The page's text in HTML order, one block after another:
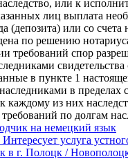
или к
лиц выплата
(депозита) или со счета
по решению
требований спор
свидетельства
в пункте 1
в пределах
каждому из них
по долгам
на немецкий язык
Интересует услуга
в г. Полоцк /